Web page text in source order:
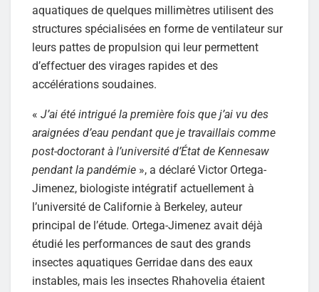
aquatiques de quelques millimètres utilisent des
structures spécialisées en forme de ventilateur sur
leurs pattes de propulsion qui leur permettent
d’effectuer des virages rapides et des
accélérations soudaines.
« J’ai été intrigué la première fois que j’ai vu des
araignées d’eau pendant que je travaillais comme
post-doctorant à l’université d’État de Kennesaw
pendant la pandémie », a déclaré Victor Ortega-
Jimenez, biologiste intégratif actuellement à
l’université de Californie à Berkeley, auteur
principal de l’étude. Ortega-Jimenez avait déjà
étudié les performances de saut des grands
insectes aquatiques Gerridae dans des eaux
instables, mais les insectes Rhahovelia étaient